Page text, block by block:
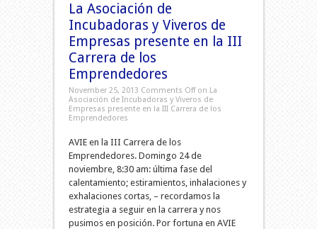
La Asociación de
Incubadoras y Viveros de
Empresas presente en la III
Carrera de los
Emprendedores
November 25, 2013 Comments Offon La
Asociación de Incubadoras y Viveros de
Empresas presente en la III Carrera de los
Emprendedores
AVIE en la III Carrera de los
Emprendedores. Domingo 24 de
noviembre, 8:30 am: última fase del
calentamiento; estiramientos, inhalaciones y
exhalaciones cortas, – recordamos la
estrategia a seguir en la carrera y nos
pusimos en posición. Por fortuna en AVIE